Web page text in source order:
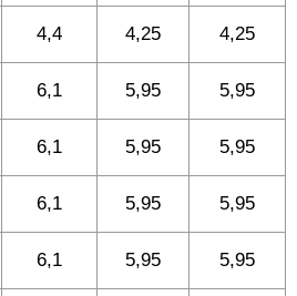
4,4 4,25 4,25
6,1 5,95 5,95
6,1 5,95 5,95
6,1 5,95 5,95
6,1 5,95 5,95